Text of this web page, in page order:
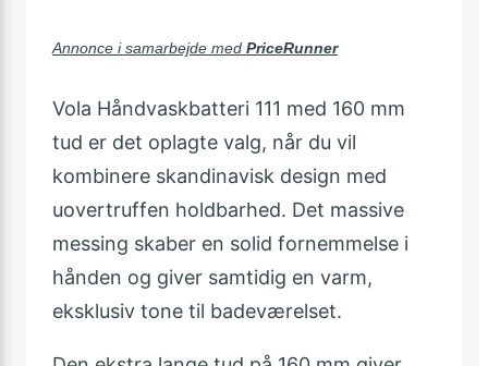
Annonce i samarbejde med PriceRunner
Vola Håndvaskbatteri 111 med 160 mm
tud er det oplagte valg, når du vil
kombinere skandinavisk design med
uovertruffen holdbarhed. Det massive
messing skaber en solid fornemmelse i
hånden og giver samtidig en varm,
eksklusiv tone til badeværelset.